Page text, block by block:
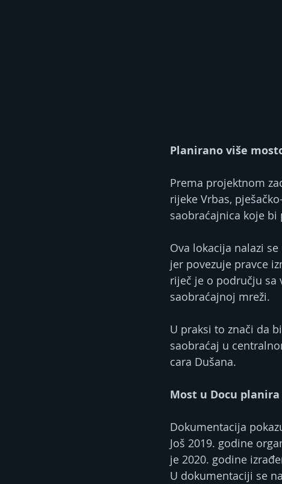
Planirano više
Prema projektnom
rijeke Vrbas,
saobraćajnica koje bi
Ova lokacija nalazi
jer povezuje pravce
riječ je o području sa
saobraćajnoj mreži.
U praksi to znači da
saobraćaj u
cara Dušana.
Most u Docu
Dokumentacija
Još 2019. godine
je 2020. godine
U dokumentaciji se